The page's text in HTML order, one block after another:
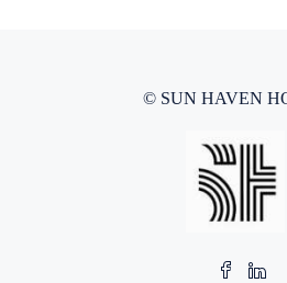
© SUN HAVEN